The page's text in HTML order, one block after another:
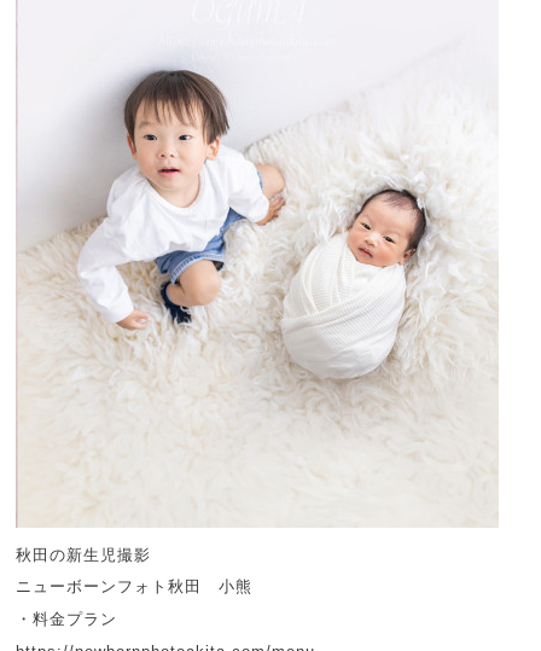
秋田の新生児撮影
ニューボーンフォト秋田 小熊
・料金プラン